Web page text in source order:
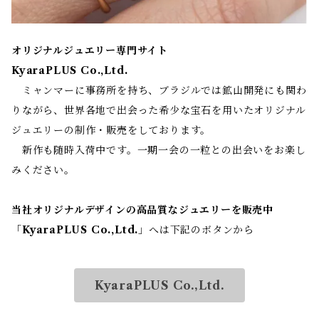
オリジナルジュエリー専門サイト
KyaraPLUS Co.,Ltd.
ミャンマーに事務所を持ち、ブラジルでは鉱山開発にも関わ
りながら、世界各地で出会った希少な宝石を用いたオリジナル
ジュエリーの制作・販売をしております。
新作も随時入荷中です。一期一会の一粒との出会いをお楽し
みください。
当社オリジナルデザインの高品質なジュエリーを販売中
「 KyaraPLUS Co.,Ltd. 」へは下記のボタンから
KyaraPLUS Co.,Ltd.